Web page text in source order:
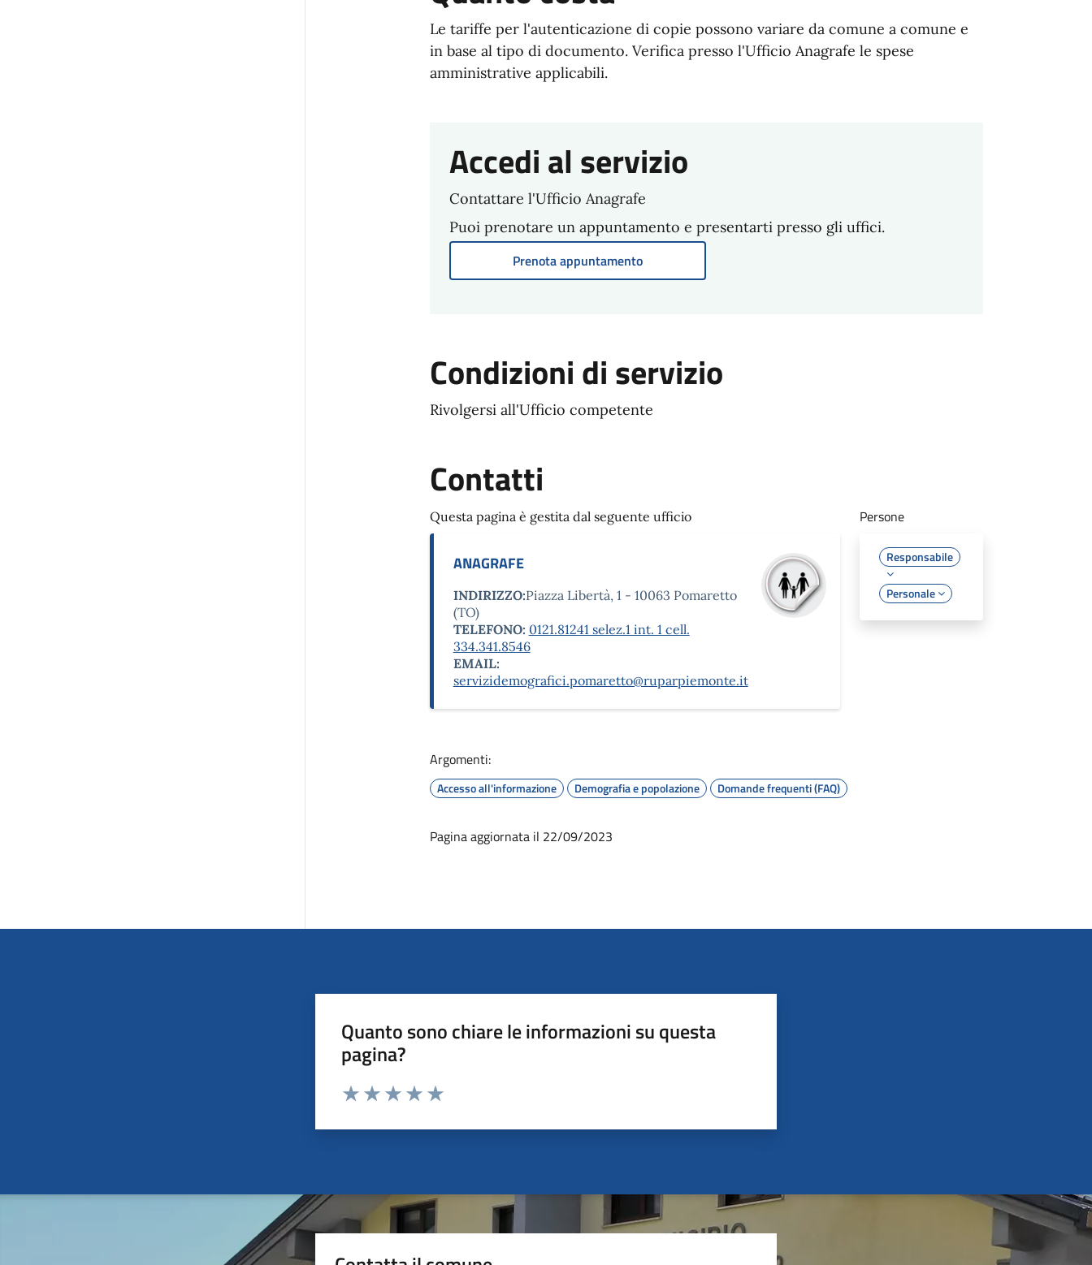
Le tariffe per l'autenticazione di copie possono variare da comune a comune e
in base al tipo di documento. Verifica presso l'Ufficio Anagrafe le spese
amministrative applicabili.
Accedi al servizio
Contattare l'Ufficio Anagrafe
Puoi prenotare un appuntamento e presentarti presso gli uffici.
Prenota appuntamento
Condizioni di servizio
Rivolgersi all'Ufficio competente
Contatti
Questa pagina è gestita dal seguente ufficio
ANAGRAFE
INDIRIZZO:Piazza Libertà, 1 - 10063 Pomaretto
(TO)
TELEFONO: 0121.81241 selez.1 int. 1 cell.
334.341.8546
EMAIL:
servizidemografici.pomaretto@ruparpiemonte.it
Persone
Responsabile
Personale
Argomenti:
Accesso all'informazione Demografia e popolazione Domande frequenti (FAQ)
Pagina aggiornata il 22/09/2023
Quanto sono chiare le informazioni su questa
pagina?
Valuta da 1 a 5 stelle la pagina